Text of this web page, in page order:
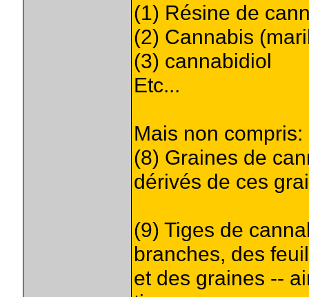
(1) Résine de
(2) Cannabis
(3) cannabidiol
Etc...
Mais non compris:
(8) Graines de
dérivés de ces
(9) Tiges de
branches, des
et des graines --